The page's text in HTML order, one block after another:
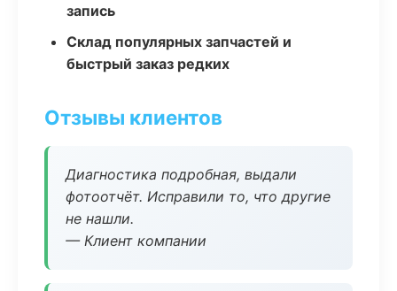
запись
Склад популярных запчастей и
быстрый заказ редких
Отзывы клиентов
Диагностика подробная, выдали
фотоотчёт. Исправили то, что другие
не нашли.
— Клиент компании